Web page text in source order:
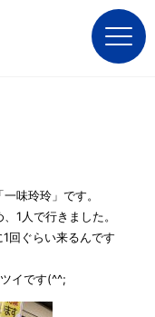
味玲玲」です。
1人で行きました。
回ぐらい来るんです
イです(^^;